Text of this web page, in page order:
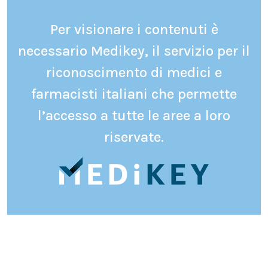
Per visionare i contenuti è
necessario Medikey, il servizio per il
riconoscimento di medici e
farmacisti italiani che permette
l’accesso a tutte le aree a loro
riservate.